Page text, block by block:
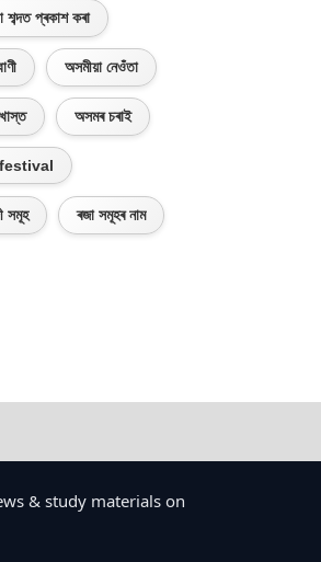
শব্দত প্ৰকাশ কৰা
অসমীয়া নেওঁতা
অসমৰ চৰাই
সমূহ ৰজা সমূহৰ নাম
& study materials on